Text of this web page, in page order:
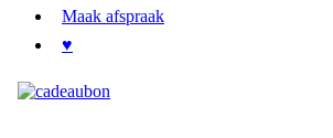
Maak afspraak
♥︎